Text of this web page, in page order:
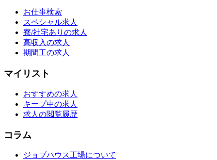
お仕事検索
スペシャル求人
寮/社宅ありの求人
高収入の求人
期間工の求人
マイリスト
おすすめの求人
キープ中の求人
求人の閲覧履歴
コラム
ジョブハウス工場について